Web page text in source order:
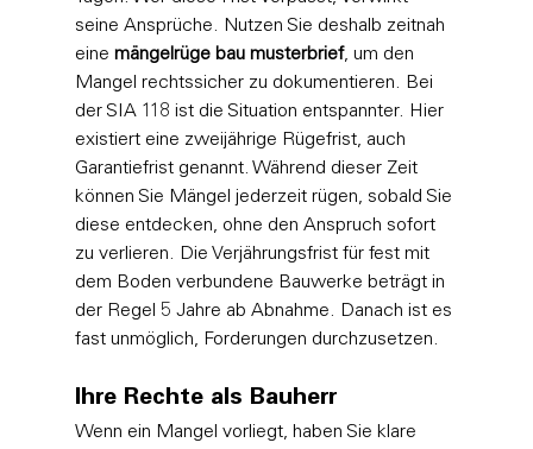
seine Ansprüche. Nutzen Sie deshalb zeitnah
eine mängelrüge bau musterbrief, um den
Mangel rechtssicher zu dokumentieren. Bei
der SIA 118 ist die Situation entspannter. Hier
existiert eine zweijährige Rügefrist, auch
Garantiefrist genannt. Während dieser Zeit
können Sie Mängel jederzeit rügen, sobald Sie
diese entdecken, ohne den Anspruch sofort
zu verlieren. Die Verjährungsfrist für fest mit
dem Boden verbundene Bauwerke beträgt in
der Regel 5 Jahre ab Abnahme. Danach ist es
fast unmöglich, Forderungen durchzusetzen.
Ihre Rechte als Bauherr
Wenn ein Mangel vorliegt, haben Sie klare